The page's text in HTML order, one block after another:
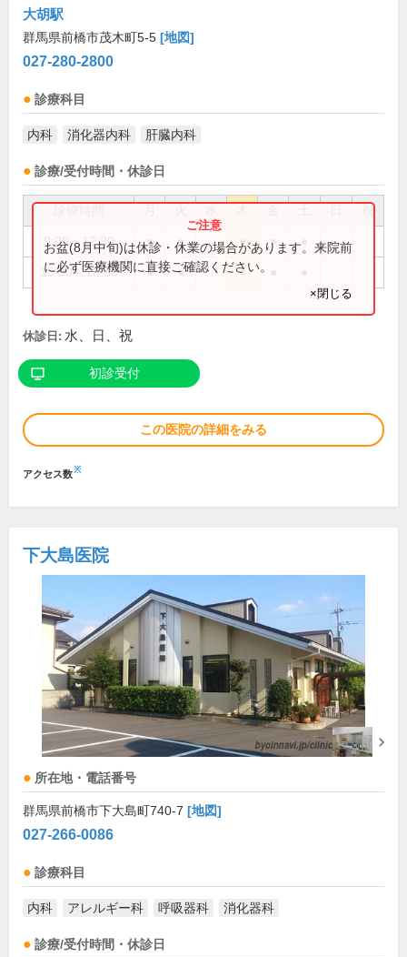
大胡駅
群馬県前橋市茂木町5-5 [地図]
027-280-2800
診療科目
内科 消化器内科 肝臓内科
診療/受付時間・休診日
祝
9:00～12:30 ● ● ● ●
15:00～18:30 ● ● ●
お盆(8月中旬)は休診・休業の場合があります。来院前
に必ず医療機関に直接ご確認ください。
×閉じる
休診日: 水、日、祝
初診受付
この医院の詳細をみる
アクセス数※
下大島医院
所在地・電話番号
群馬県前橋市下大島町740-7 [地図]
027-266-0086
診療科目
内科 アレルギー科 呼吸器科 消化器科
診療/受付時間・休診日